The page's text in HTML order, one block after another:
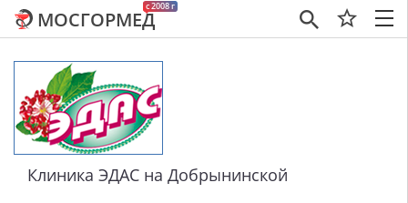
×
c 2008 г
МОСГОРМЕД
Клиника ЭДАС на Добрынинской